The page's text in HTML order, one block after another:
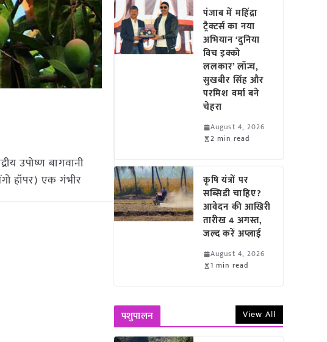
उपोष्ण बागवानी
हॉपर) एक गंभीर
पंजाब में महिंद्रा
ट्रैक्टर्स का नया
अभियान ‘दुनिया
विच इक्को
ललकार’ लॉन्च,
सुखबीर सिंह और
परमिश वर्मा बने
चेहरा
August 4, 2026
2 min read
कृषि यंत्रों पर
सब्सिडी चाहिए?
आवेदन की आखिरी
तारीख 4 अगस्त,
जल्द करें अप्लाई
August 4, 2026
1 min read
पशुपालन View All